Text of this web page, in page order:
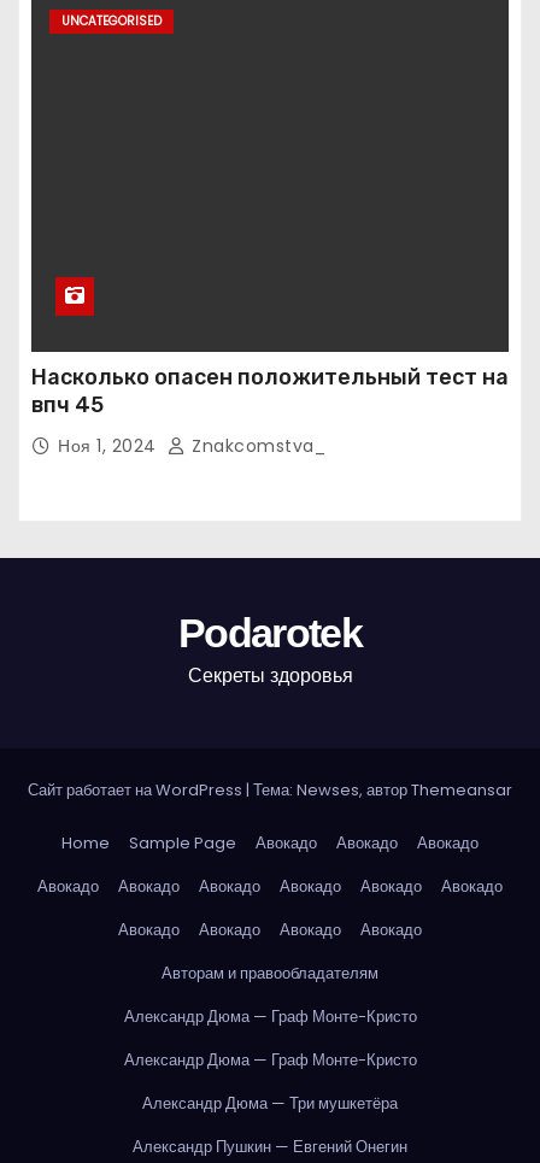
UNCATEGORISED
Насколько опасен положительный тест на
впч 45
Ноя 1, 2024 Znakcomstva_
Podarotek
Секреты здоровья
Сайт работает на WordPress | Тема: Newses, авторThemeansar
Home Sample Page Авокадо Авокадо
Авокадо
Авокадо
Авокадо Авокадо Авокадо Авокадо
Авокадо
Авокадо
Авокадо Авокадо
Авокадо
Авторам и правообладателям
Александр Дюма — Граф Монте-Кристо
Александр Дюма — Граф Монте-Кристо
Александр Дюма — Три мушкетёра
Александр Пушкин — Евгений Онегин